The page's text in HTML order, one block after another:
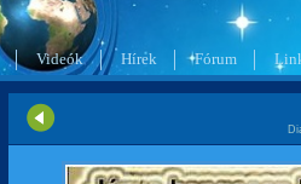
Videók Hírek Fórum